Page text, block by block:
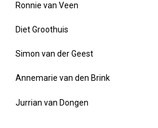
Ronnie van Veen
Diet Groothuis
Simon van der Geest
Annemarie van den Brink
Jurrian van Dongen